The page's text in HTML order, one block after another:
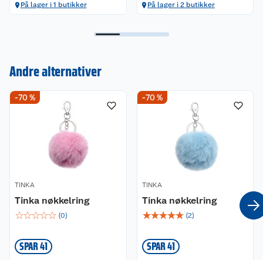
På lager i 1 butikker På lager i 2 butikker
Andre alternativer
-70 %
TINKA
Tinka nøkkelring
☆☆☆☆☆ (0)
SPAR 41
-70 %
TINKA
Tinka nøkkelring
☆☆☆☆☆ (2)
SPAR 41
Om oss
Våre butikker
Coop kjeder
Kontakt oss
Angre- og returrett
Reklamasjon og garanti
Betalingsalternativer